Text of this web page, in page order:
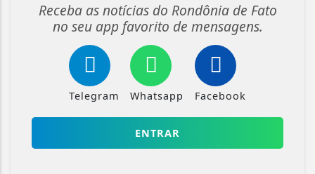
Receba as notícias do Rondônia de Fato
no seu app favorito de mensagens.
Telegram Whatsapp Facebook
ENTRAR